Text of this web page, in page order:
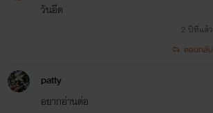
วันอีด
2 ปีที่แล้ว
ตอบกลับ
patty
อยากอ่านต่อ